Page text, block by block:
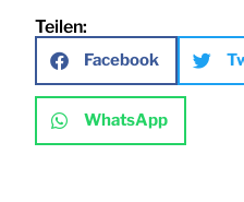
Teilen:
Facebook
WhatsApp